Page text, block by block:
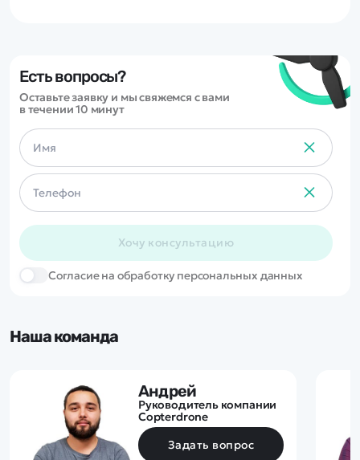
Есть вопросы?
Оставьте заявку и мы свяжемся с вами
в течении 10 минут
Хочу консультацию
Cогласие на обработку персональных данных
Наша команда
Андрей
Руководитель компании
Copterdrone
Задать вопрос